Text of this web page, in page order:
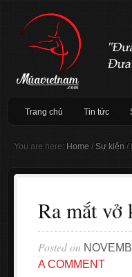
Trang chủ Tin tức
You are here: Home / Sự kiện /
Ra mắt
Posted on
A COMMENT